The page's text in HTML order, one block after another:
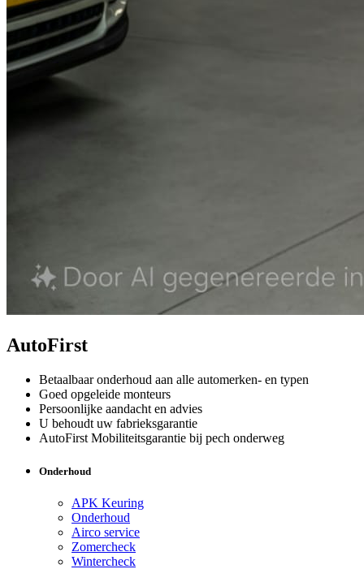
AutoFirst
Betaalbaar onderhoud aan alle automerken- en typen
Goed opgeleide monteurs
Persoonlijke aandacht en advies
U behoudt uw fabrieksgarantie
AutoFirst Mobiliteitsgarantie bij pech onderweg
Onderhoud
APK Keuring
Onderhoud
Airco service
Zomercheck
Wintercheck